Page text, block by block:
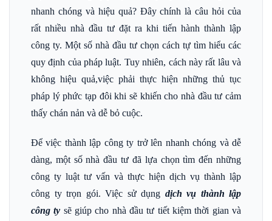
nhanh chóng và hiệu quả? Đây chính là câu hỏi của
rất nhiều nhà đầu tư đặt ra khi tiến hành thành lập
công ty. Một số nhà đầu tư chọn cách tự tìm hiểu các
quy định của pháp luật. Tuy nhiên, cách này rất lâu và
không hiệu quả,việc phải thực hiện những thủ tục
pháp lý phức tạp đôi khi sẽ khiến cho nhà đầu tư cảm
thấy chán nản và dễ bỏ cuộc.
Để việc thành lập công ty trở lên nhanh chóng và dễ
dàng, một số nhà đầu tư đã lựa chọn tìm đến những
công ty luật tư vấn và thực hiện dịch vụ thành lập
công ty trọn gói. Việc sử dụng dịch vụ thành lập
công ty sẽ giúp cho nhà đầu tư tiết kiệm thời gian và